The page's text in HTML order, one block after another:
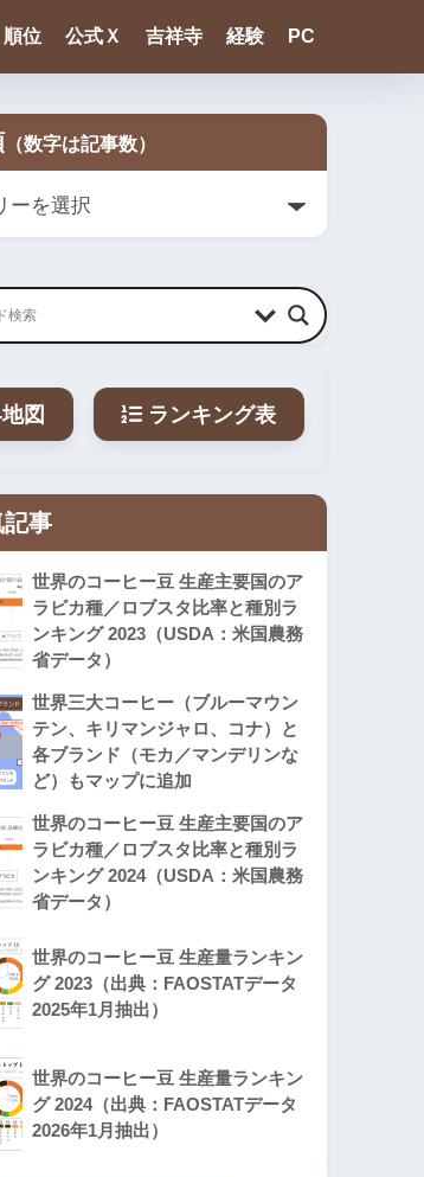
順位 公式Ｘ 吉祥寺 経験 PC
図 ランキング表
記事
世界のコーヒー豆 生産主要国のア
ラビカ種／ロブスタ比率と種別ラ
ンキング 2023（USDA：米国農務
省データ）
世界三大コーヒー（ブルーマウン
テン、キリマンジャロ、コナ）と
各ブランド（モカ／マンデリンな
ど）もマップに追加
世界のコーヒー豆 生産主要国のア
ラビカ種／ロブスタ比率と種別ラ
ンキング 2024（USDA：米国農務
省データ）
世界のコーヒー豆 生産量ランキン
グ 2023（出典：FAOSTATデータ
2025年1月抽出）
世界のコーヒー豆 生産量ランキン
グ 2024（出典：FAOSTATデータ
2026年1月抽出）